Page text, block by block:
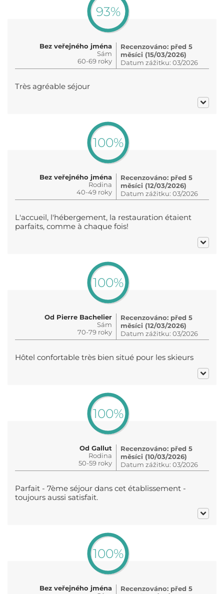
93%
Bez veřejného jména
Sám
60-69 roky
Recenzováno: před 5
měsíci (15/03/2026)
Datum zážitku: 03/2026
Très agréable séjour
100%
Bez veřejného jména
Rodina
40-49 roky
Recenzováno: před 5
měsíci (12/03/2026)
Datum zážitku: 03/2026
L'accueil, l'hébergement, la restauration étaient
parfaits, comme à chaque fois!
100%
Od Pierre Bachelier
Sám
70-79 roky
Recenzováno: před 5
měsíci (12/03/2026)
Datum zážitku: 03/2026
Hôtel confortable très bien situé pour les skieurs
100%
Od Gallut
Rodina
50-59 roky
Recenzováno: před 5
měsíci (10/03/2026)
Datum zážitku: 03/2026
Parfait - 7ème séjour dans cet établissement -
toujours aussi satisfait.
100%
Bez veřejného jména
Recenzováno: před 5